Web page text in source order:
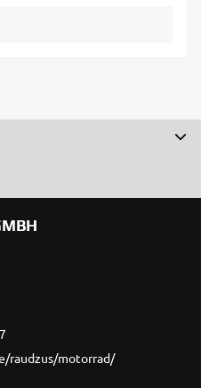
raudzus/motorrad/